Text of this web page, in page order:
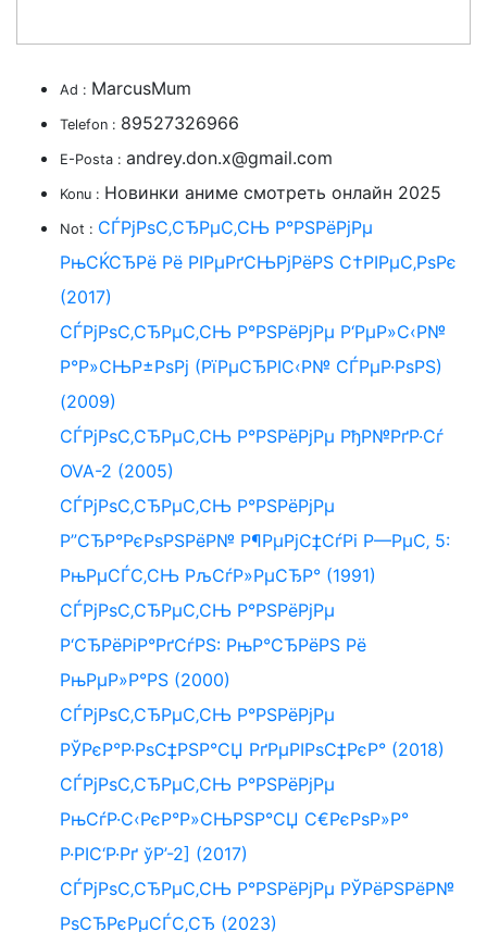
Ad : MarcusMum
Telefon : 89527326966
E-Posta : andrey.don.x@gmail.com
Konu : Новинки аниме смотреть онлайн 2025
Not : СЃРјРѕС‚СЂРµС‚СЊ Р°РЅРёРјРµ
РњСЌСЂРё Рё РІРµРґСЊРјРёРЅ С†РІРµС‚РѕРє
(2017)
СЃРјРѕС‚СЂРµС‚СЊ Р°РЅРёРјРµ Р‘РµР»С‹Р№
Р°Р»СЊР±РѕРј (РїРµСЂРІС‹Р№ СЃРµР·РѕРЅ)
(2009)
СЃРјРѕС‚СЂРµС‚СЊ Р°РЅРёРјРµ РђР№РґР·Сѓ
OVA-2 (2005)
СЃРјРѕС‚СЂРµС‚СЊ Р°РЅРёРјРµ
Р”СЂР°РєРѕРЅРёР№ Р¶РµРјС‡СѓРі Р—РµС‚ 5:
РњРµСЃС‚СЊ РљСѓР»РµСЂР° (1991)
СЃРјРѕС‚СЂРµС‚СЊ Р°РЅРёРјРµ
Р‘СЂРёРіР°РґСѓРЅ: РњР°СЂРёРЅ Рё
РњРµР»Р°РЅ (2000)
СЃРјРѕС‚СЂРµС‚СЊ Р°РЅРёРјРµ
РЎРєР°Р·РѕС‡РЅР°СЏ РґРµРІРѕС‡РєР° (2018)
СЃРјРѕС‚СЂРµС‚СЊ Р°РЅРёРјРµ
РњСѓР·С‹РєР°Р»СЊРЅР°СЏ С€РєРѕР»Р°
Р·РІС‘Р·Рґ ўР’-2] (2017)
СЃРјРѕС‚СЂРµС‚СЊ Р°РЅРёРјРµ РЎРёРЅРёР№
РѕСЂРєРµСЃС‚СЂ (2023)